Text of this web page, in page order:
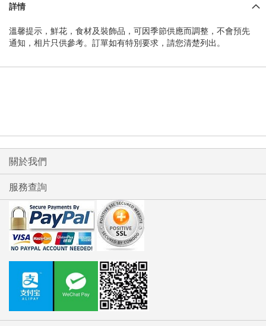
詳情
溫馨提示，鮮花，食材及裝飾品，可因季節供應而調整，不會預先
通知，相片只供參考。訂單如有特別要求，請您清楚列出。
關於我們
服務查詢